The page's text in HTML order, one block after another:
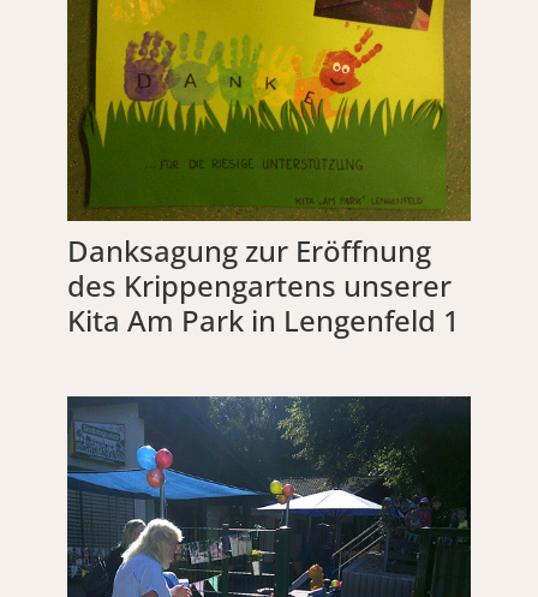
Danksagung zur Eröffnung
des Krippengartens unserer
Kita Am Park in Lengenfeld 1